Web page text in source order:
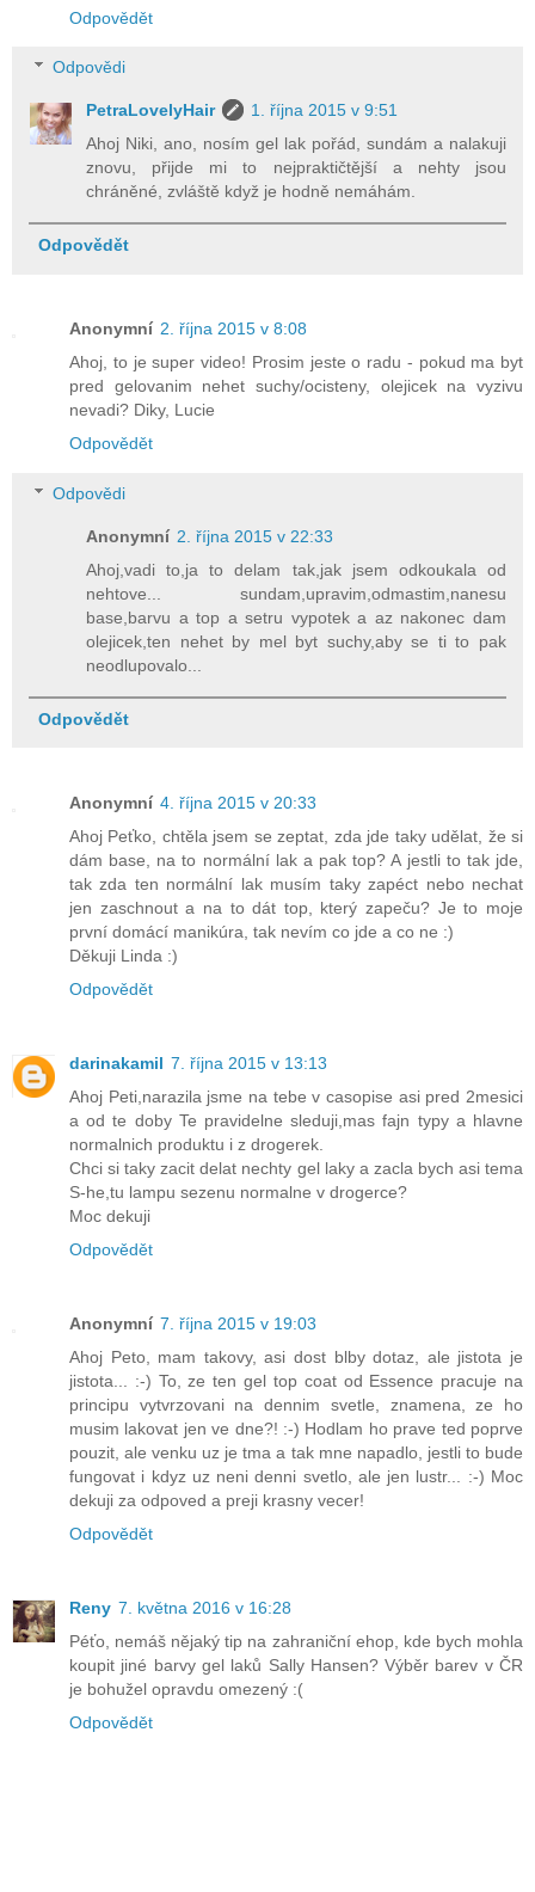
Odpovědět
Odpovědi
PetraLovelyHair
1. října 2015 v 9:51
Ahoj Niki, ano, nosím gel lak pořád, sundám a nalakuji
znovu, přijde mi to nejpraktičtější a nehty jsou
chráněné, zvláště když je hodně nemáhám.
Odpovědět
Anonymní 2. října 2015 v 8:08
Ahoj, to je super video! Prosim jeste o radu - pokud ma byt
pred gelovanim nehet suchy/ocisteny, olejicek na vyzivu
nevadi? Diky, Lucie
Odpovědět
Odpovědi
Anonymní 2. října 2015 v 22:33
Ahoj,vadi to,ja to delam tak,jak jsem odkoukala od
nehtove... sundam,upravim,odmastim,nanesu
base,barvu a top a setru vypotek a az nakonec dam
olejicek,ten nehet by mel byt suchy,aby se ti to pak
neodlupovalo...
Odpovědět
Anonymní 4. října 2015 v 20:33
Ahoj Peťko, chtěla jsem se zeptat, zda jde taky udělat, že si
dám base, na to normální lak a pak top? A jestli to tak jde,
tak zda ten normální lak musím taky zapéct nebo nechat
jen zaschnout a na to dát top, který zapeču? Je to moje
první domácí manikúra, tak nevím co jde a co ne :)
Děkuji Linda :)
Odpovědět
darinakamil 7. října 2015 v 13:13
Ahoj Peti,narazila jsme na tebe v casopise asi pred 2mesici
a od te doby Te pravidelne sleduji,mas fajn typy a hlavne
normalnich produktu i z drogerek.
Chci si taky zacit delat nechty gel laky a zacla bych asi tema
S-he,tu lampu sezenu normalne v drogerce?
Moc dekuji
Odpovědět
Anonymní 7. října 2015 v 19:03
Ahoj Peto, mam takovy, asi dost blby dotaz, ale jistota je
jistota... :-) To, ze ten gel top coat od Essence pracuje na
principu vytvrzovani na dennim svetle, znamena, ze ho
musim lakovat jen ve dne?! :-) Hodlam ho prave ted poprve
pouzit, ale venku uz je tma a tak mne napadlo, jestli to bude
fungovat i kdyz uz neni denni svetlo, ale jen lustr... :-) Moc
dekuji za odpoved a preji krasny vecer!
Odpovědět
Reny 7. května 2016 v 16:28
Péťo, nemáš nějaký tip na zahraniční ehop, kde bych mohla
koupit jiné barvy gel laků Sally Hansen? Výběr barev v ČR
je bohužel opravdu omezený :(
Odpovědět